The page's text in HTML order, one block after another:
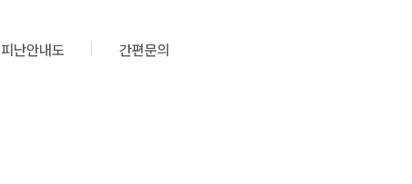
피난안내도 간편문의